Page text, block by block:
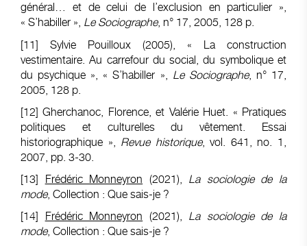
général… et de celui de l’exclusion en particulier »,
« S’habiller », Le Sociographe, n° 17, 2005, 128 p.
[11]
Sylvie Pouilloux (2005), « La construction
vestimentaire. Au carrefour du social, du symbolique et
du psychique », « S’habiller », Le Sociographe, n° 17,
2005, 128 p.
[12] Gherchanoc, Florence, et Valérie Huet. « Pratiques
politiques et culturelles du vêtement. Essai
historiographique », Revue historique, vol. 641, no. 1,
2007, pp. 3-30.
[13]
Frédéric Monneyron (2021), La sociologie de la
mode, Collection : Que sais-je ?
[14]
Frédéric Monneyron (2021), La sociologie de la
mode, Collection : Que sais-je ?